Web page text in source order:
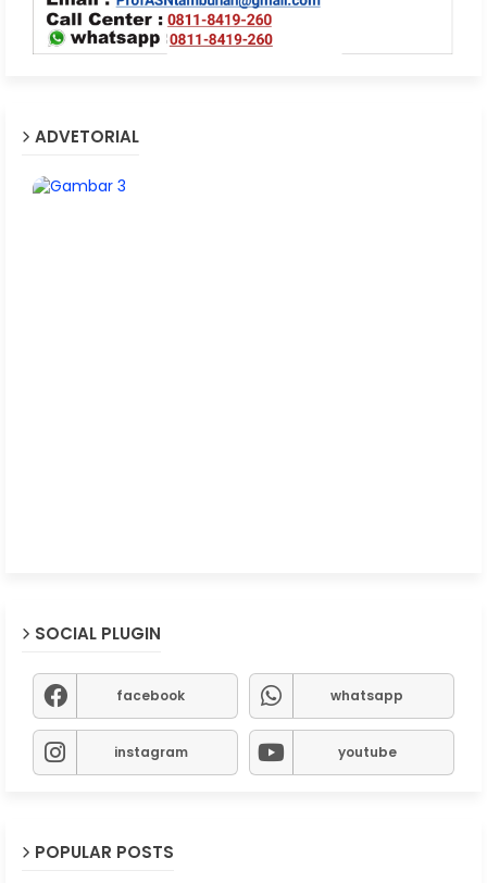
ADVETORIAL
SOCIAL PLUGIN
facebook whatsapp
instagram youtube
POPULAR POSTS